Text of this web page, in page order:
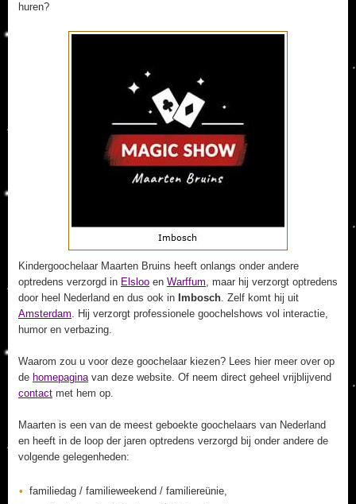
huren?
Kindergoochelaar Maarten Bruins heeft onlangs onder andere
optredens verzorgd in Elsloo en Warffum, maar hij verzorgt optredens
door heel Nederland en dus ook in Imbosch. Zelf komt hij uit
Amsterdam. Hij verzorgt professionele goochelshows vol interactie,
humor en verbazing.
Waarom zou u voor deze goochelaar kiezen? Lees hier meer over op
de homepaginavan deze website. Of neem direct geheel vrijblijvend
contact met hem op.
Maarten is een van de meest geboekte goochelaars van Nederland
en heeft in de loop der jaren optredens verzorgd bij onder andere de
volgende gelegenheden:
familiedag / familieweekend / familiereünie,